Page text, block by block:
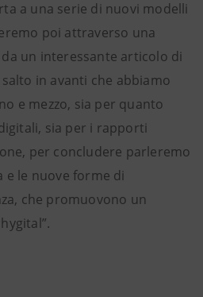
a una serie di nuovi modelli
poi attraverso una
un interessante articolo di
in avanti che abbiamo
e mezzo, sia per quanto
sia per i rapporti
per concludere parleremo
le nuove forme di
che promuovono un